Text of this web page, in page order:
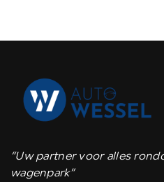
“Uw partner voor alles
wagenpark”